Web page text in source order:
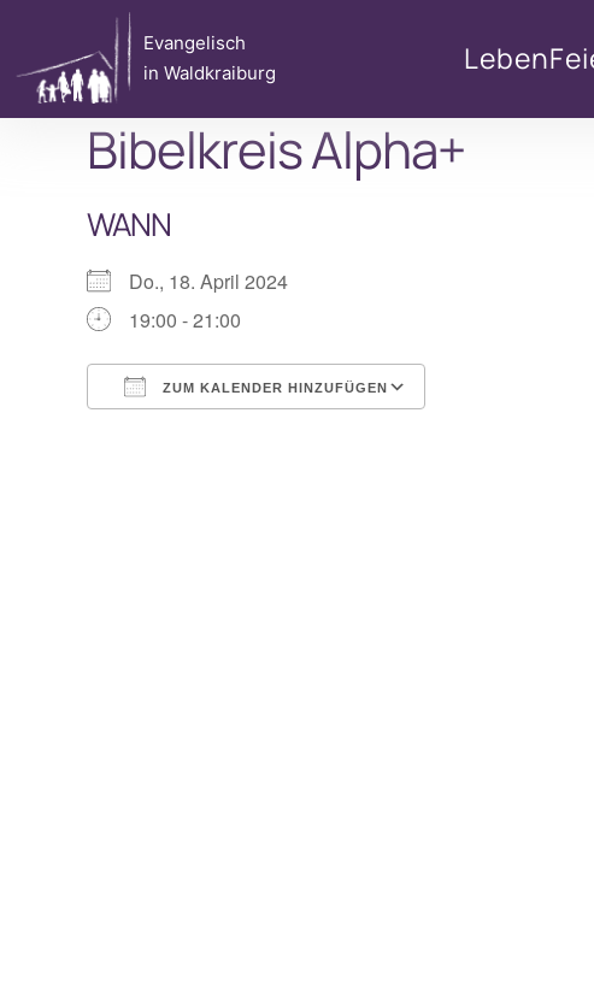
springen
Evangelisch
in Waldkraiburg
Bibelkreis Alpha+
WANN
Do., 18. April 2024
19:00 - 21:00
ZUM KALENDER HINZUFÜGEN